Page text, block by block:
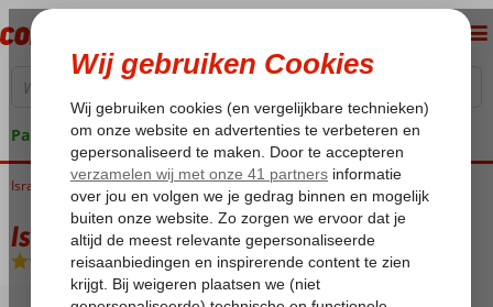
Pakketgarantie
Home
Israël Rode Zee Eilat Isrotel Riviera Club
Isrotel Riviera Club
Logies-Appartement